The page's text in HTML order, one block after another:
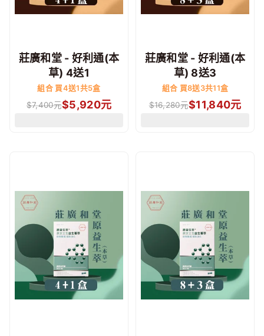
莊廣和堂 - 好利通(本
草) 4送1
組合 買4送1共5盒
$7,400元$5,920元
莊廣和堂 - 好利通(本
草) 8送3
組合 買8送3共11盒
$16,280元$11,840元